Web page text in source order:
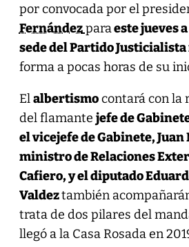
por convocada por el
Fernández paraeste jueves
sede del Partido
forma a pocas horas de su
Elalbertismocontará con la
del flamante jefe de
el vicejefe de Gabinete, Juan
ministro de Relaciones
Cafiero, y el diputado
Valdeztambién
trata de dos pilares del
llegó a la Casa Rosada en